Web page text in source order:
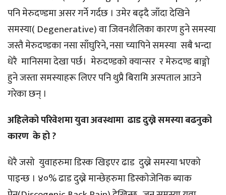
पनि मेरुदण्डमा असर गर्ने गर्दछ । उमेर बढ्दै जाँदा देखिने
समस्या( Degenerative) वा जिवनशैलिका कारण हुने समस्या
जस्तै मेरुदण्डका नसा साँघुरिने, नसा च्यापिने समस्या सबै भन्दा
धेरै मानिसमा देखा पर्छ। मेरुदण्डको क्यान्सर र मेरुदण्ड बाङ्गो
हुने जस्ता समस्याहरू लिएर पनि थुप्रै बिरामि अस्पताल आउने
गरेका छन् ।
अहिलेको परिवेशमा युवा अवस्थामा ढाड दुख्ने समस्या बढनुको
कारण के हो ?
धेरै जसो युवाहरुमा डिस्क खिइएर ढाड दुख्ने समस्या भएको
पाइन्छ । ४०% ढाड दुख्ने मान्छेहरुमा डिस्कोजेनिक ब्याक